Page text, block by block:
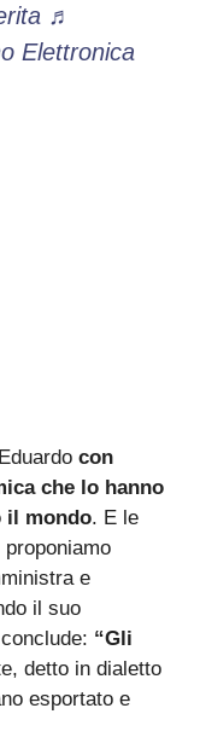
♬
Elettronica
con
che lo hanno
il mondo. E le
e
il suo
“Gli
detto in dialetto
esportato e